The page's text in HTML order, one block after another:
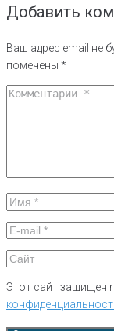
Добавить
Ваш адрес email не
помечены *
Этот сайт защищен